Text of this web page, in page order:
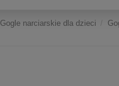
Gogle narciarskie dla dzieci